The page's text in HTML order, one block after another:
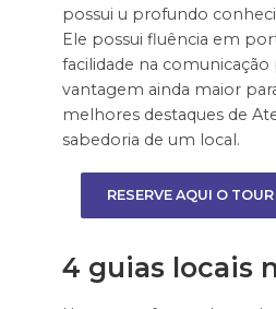
possui u profundo
Ele possui fluência em
facilidade na
vantagem ainda maior
melhores destaques de
sabedoria de um local.
RESERVE AQUI O
4 guias locais